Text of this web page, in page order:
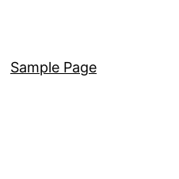
Sample Page